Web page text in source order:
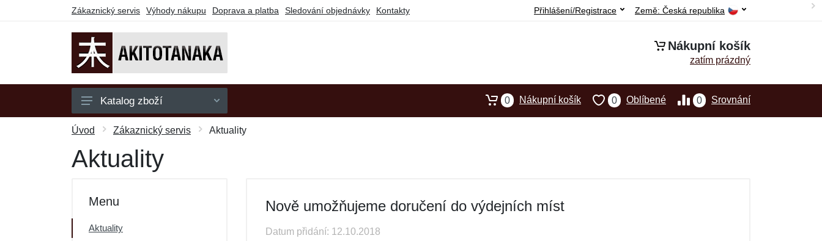
Zákaznický servis Výhody nákupu Doprava a platba Sledování objednávky Kontakty Země: Česká republika
Přihlášení/Registrace
Nákupní košík
zatím prázdný
Mikiny
Polokošile
Katalog zboží 0 Srovnání
0 Oblíbené
0 Nákupní košík
Úvod Zákaznický servis Aktuality
Aktuality
Menu
Aktuality
Nově umožňujeme doručení do výdejních míst
Datum přidání: 12.10.2018